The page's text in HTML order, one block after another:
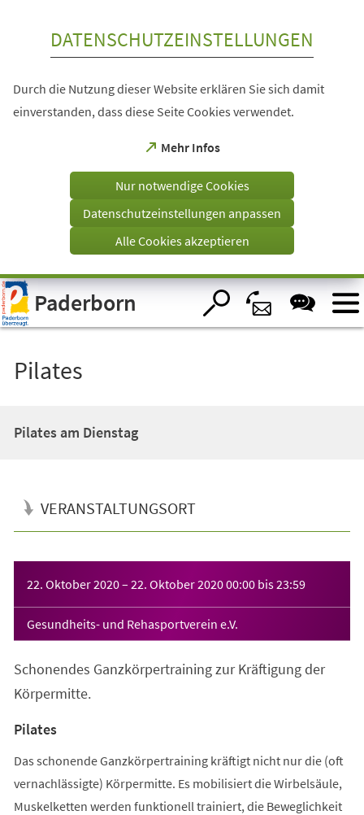
Visuelle
Assistenzsoftware
öffnen.
DATENSCHUTZEINSTELLUNGEN
Durch die Nutzung dieser Website erklären Sie sich damit
einverstanden, dass diese Seite Cookies verwendet.
Mehr Infos
(Öffnet
einem
Tab)
Nur notwendige Cookies
Datenschutzeinstellungen anpassen
Alle Cookies akzeptieren
Paderborn
Pilates
Pilates am Dienstag
VERANSTALTUNGSORT
22. Oktober 2020– 22. Oktober 202000:00 bis23:59
Gesundheits- und Rehasportverein e.V.
Schonendes Ganzkörpertraining zur Kräftigung der
Körpermitte.
Pilates
Das schonende Ganzkörpertraining kräftigt nicht nur die (oft
vernachlässigte) Körpermitte. Es mobilisiert die Wirbelsäule,
Muskelketten werden funktionell trainiert, die Beweglichkeit